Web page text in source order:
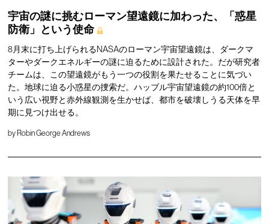
宇宙の謎に挑むローマン望遠鏡に加わった、「惑星
防衛」という使命
8月末に打ち上げられるNASAのローマン宇宙望遠鏡は、ダークマ
ターやダークエネルギーの謎に迫るために設計された。だが研究者
チームは、この望遠鏡がもう一つの役割を果たせることに気づい
た。地球に迫る小惑星の捜索だ。ハッブル宇宙望遠鏡の約100倍と
いう広い視野と赤外線観測を生かせば、都市を破壊しうる天体を早
期に見つけ出せる。
by Robin George Andrews